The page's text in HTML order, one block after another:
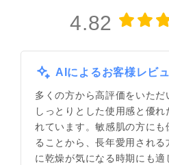
4.82
AIによるお客様レビ
多くの方から高評価をいただ
しっとりとした使用感と優れ
れています。敏感肌の方にも
ることから、長年愛用され
に乾燥が気になる時期にも適